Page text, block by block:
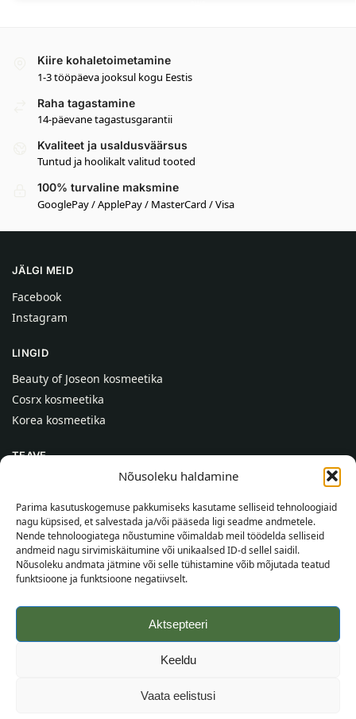
Nõusoleku haldamine
Parima kasutuskogemuse pakkumiseks kasutame selliseid tehnoloogiaid
nagu küpsised, et salvestada ja/või pääseda ligi seadme andmetele.
Nende tehnoloogiatega nõustumine võimaldab meil töödelda selliseid
andmeid nagu sirvimiskäitumine või unikaalsed ID-d sellel saidil.
Nõusoleku andmata jätmine või selle tühistamine võib mõjutada teatud
funktsioone ja funktsioone negatiivselt.
Aktsepteeri
Keeldu
Vaata eelistusi
Kiire kohaletoimetamine
1-3 tööpäeva jooksul kogu Eestis
Raha tagastamine
14-päevane tagastusgarantii
Kvaliteet ja usaldusväärsus
Tuntud ja hoolikalt valitud tooted
100% turvaline maksmine
GooglePay / ApplePay / MasterCard / Visa
JÄLGI MEID
Facebook
Instagram
LINGID
Beauty of Joseon kosmeetika
Cosrx kosmeetika
Korea kosmeetika
TEAVE
Kontaktid
Abi
TEAVE OSTJALE
Tarnetingimused
Tingimused
Veebikaart